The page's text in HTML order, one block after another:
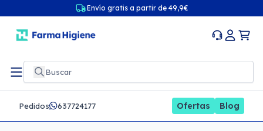
Envío gratis a partir de 49,9€
Pedidos 637724177 Ofertas Blog